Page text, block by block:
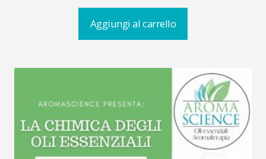
prezzo
originale
35,00€.
prezzo
attuale
29,75€.
Aggiungi al carrello